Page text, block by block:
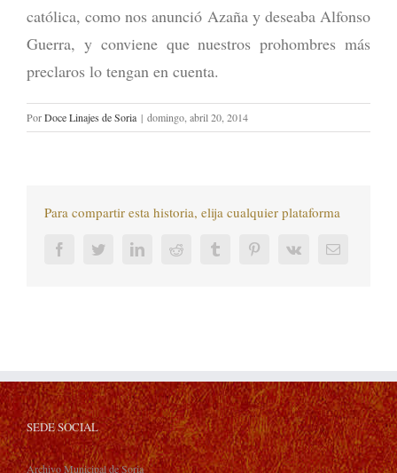
católica, como nos anunció Azaña y deseaba Alfonso
Guerra, y conviene que nuestros prohombres más
preclaros lo tengan en cuenta.
PorDoce Linajes de Soria | domingo, abril 20, 2014
Para compartir esta historia, elija cualquier plataforma
FacebookTwitterLinkedInReddit Tumblr PinterestVk
Correo
SEDE SOCIAL
Archivo Municipal de Soria